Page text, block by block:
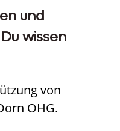
und
wissen
von
OHG.